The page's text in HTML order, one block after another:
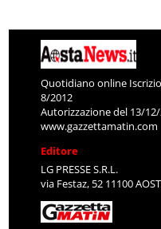
Quotidiano online
8/2012
Autorizzazione del 13/
www.gazzettamatin.com
Editore
LG PRESSE S.R.L.
via Festaz, 52 11100